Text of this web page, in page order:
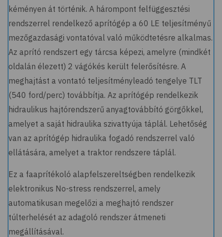
kéményen át történik. A hárompont felfüggesztési
rendszerrel rendelkező aprítógép a 60 LE teljesítményű
mezőgazdasági vontatóval való működtetésre alkalmas.
Az aprító rendszert egy tárcsa képezi, amelyre (mindkét
oldalán élezett) 2 vágókés került felerősítésre. A
meghajtást a vontató teljesítményleadó tengelye TLT
(540 ford/perc) továbbítja. Az aprítógép rendelkezik
hidraulikus hajtórendszerű anyagtovábbító görgőkkel,
amelyet a saját hidraulika szivattyúja táplál. Lehetőség
van az aprítógép hidraulika fogadó rendszerrel való
ellátására, amelyet a traktor rendszere táplál.
Ez a faaprítékoló alapfelszereltségben rendelkezik
elektronikus No-stress rendszerrel, amely
automatikusan megelőzi a meghajtó rendszer
túlterhelését az adagoló rendszer átmeneti
megállításával.